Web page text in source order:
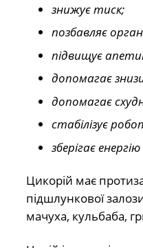
знижує тиск;
позбавляє
підвищує
допомагає
допомагає
стабілізує
зберігає
Цикорій має
підшлункової
мачуха, кульбаба,